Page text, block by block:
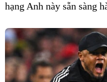
hạng Anh này sẵn sàng